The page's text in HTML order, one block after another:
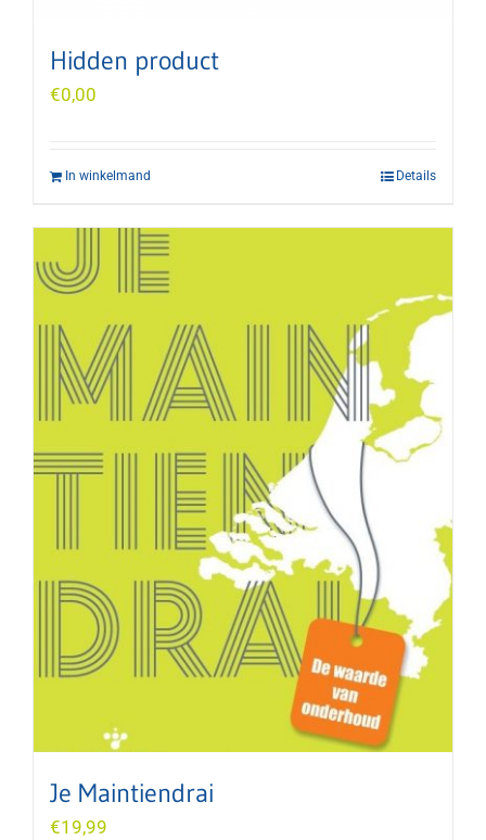
Hidden product
€0,00
In winkelmand Details
Je Maintiendrai
€19,99